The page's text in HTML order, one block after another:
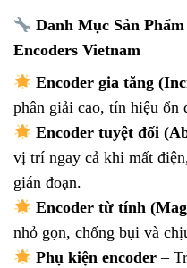
Danh Mục Sản
Encoders Vietnam
Encoder gia tăng
phân giải cao, tín hiệu ổn
Encoder tuyệt đối
vị trí ngay cả khi mất
gián đoạn.
Encoder từ tính
nhỏ gọn, chống bụi và
Phụ kiện encoder –